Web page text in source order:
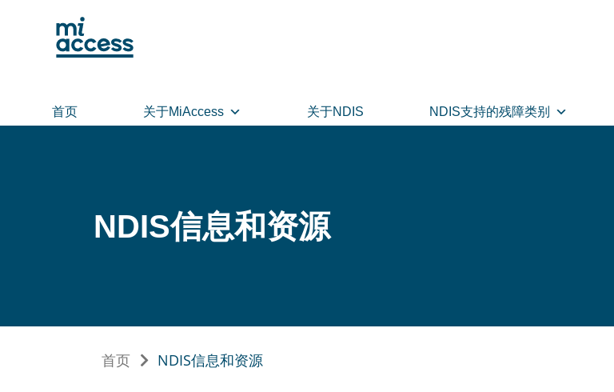
首页 关于MiAccess 关于NDIS NDIS支持的残障类别
NDIS信息和资源
首页 NDIS信息和资源